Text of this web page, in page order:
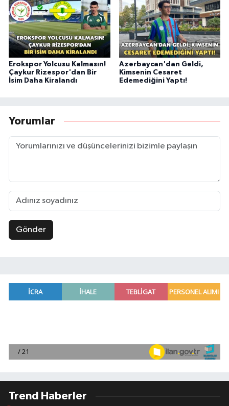
Erokspor Yolcusu Kalmasın!
Çaykur Rizespor'dan Bir
İsim Daha Kiralandı
Azerbaycan'dan Geldi,
Kimsenin Cesaret
Edemediğini Yaptı!
Yorumlar
Gönder
Trend Haberler